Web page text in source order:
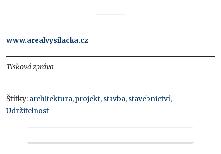
www.arealvysilacka.cz
Tisková zpráva
Štítky: architektura, projekt, stavba, stavebnictví,
Udržitelnost